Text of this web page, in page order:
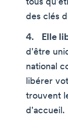
tous
des clés
Elle
d'être
national
libérer
trouvent
d'accueil.